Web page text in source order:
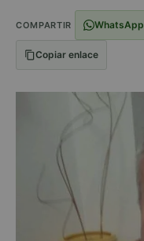
COMPARTIR WhatsApp
Copiar enlace